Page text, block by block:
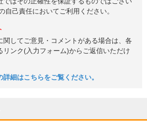
自己責任においてご利用ください。
関してご意見・コメントがある場合は、各
リンク(入力フォーム)からご返信いただけ
細はこちらをご覧ください。